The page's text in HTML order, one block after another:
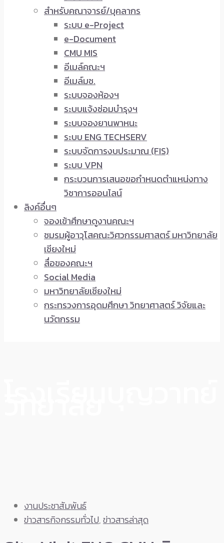
สำหรับคณาจารย์/บุคลากร
ระบบ e-Project
e-Document
CMU MIS
อีเมล์คณะฯ
อีเมล์มช.
ระบบจองห้องฯ
ระบบแจ้งซ่อมบำรุงฯ
ระบบจองยานพาหนะ
ระบบ ENG TECHSERV
ระบบจัดการงบประมาณ (FIS)
ระบบ VPN
กระบวนการเสนอขอกำหนดตำแหน่งทาง
วิชาการออนไลน์
ลิงค์อื่นๆ
จองเข้าศึกษาดูงานคณะฯ
ชมรมผู้อาวุโสคณะวิศวกรรมศาสตร์ มหาวิทยาลัย
เชียงใหม่
สื่อของคณะฯ
Social Media
มหาวิทยาลัยเชียงใหม่
กระทรวงการอุดมศึกษา วิทยาศาสตร์ วิจัยและ
นวัตกรรม
งานประชาสัมพันธ์
ข่าวสารกิจกรรมทั่วไป,ข่าวสารล่าสุด